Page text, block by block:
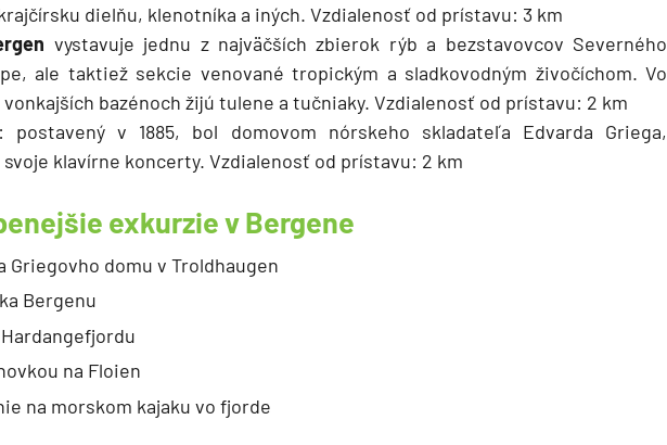
dielňu, klenotníka a iných. Vzdialenosť od prístavu: 3 km
vystavuje jednu z najväčších zbierok rýb a bezstavovcov Severného
ale taktiež sekcie venované tropickým a sladkovodným živočíchom. Vo
bazénoch žijú tulene a tučniaky. Vzdialenosť od prístavu: 2 km
: postavený v 1885, bol domovom nórskeho skladateľa Edvarda Griega,
klavírne koncerty. Vzdialenosť od prístavu: 2 km
exkurzie v Bergene
Griegovho domu v Troldhaugen
Bergenu
na Floien
na morskom kajaku vo fjorde